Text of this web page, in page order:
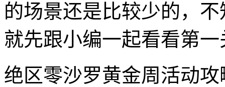
的场景还是比较少的，
就先跟小编一起看看第
绝区零沙罗黄金周活动攻